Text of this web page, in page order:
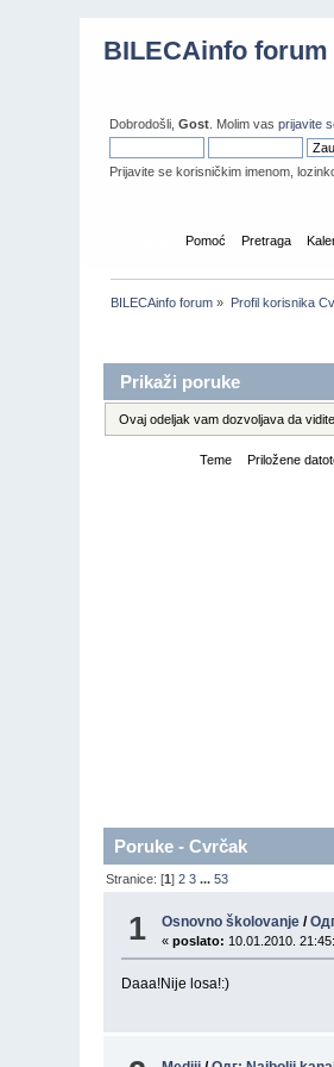
BILECAinfo forum
Dobrodošli,Gost . Molim vasprijavite
Prijavite se korisničkim imenom,
Pomoć Pretraga
BILECAinfo forum » Profil korisnika
Prikaži poruke
Ovaj odeljak vam dozvoljava da
Teme Priložene
Poruke - Cvrčak
Stranice: [1]2 3 ...53
1 Osnovno školovanje /
«poslato: 10.01.2010.
Daaa!Nije losa!:)